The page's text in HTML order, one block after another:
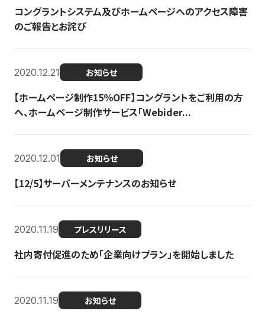
コングラントシステム及びホームページへのアクセス障害
のご報告とお詫び
2020.12.21 お知らせ
【ホームページ制作15％OFF】コングラントをご利用の方
へ、ホームページ制作サービス「Webider...
2020.12.01 お知らせ
【12/5】サーバーメンテナンスのお知らせ
2020.11.19 プレスリリース
社内寄付促進のため「企業向けプラン」を開始しました
2020.11.19 お知らせ